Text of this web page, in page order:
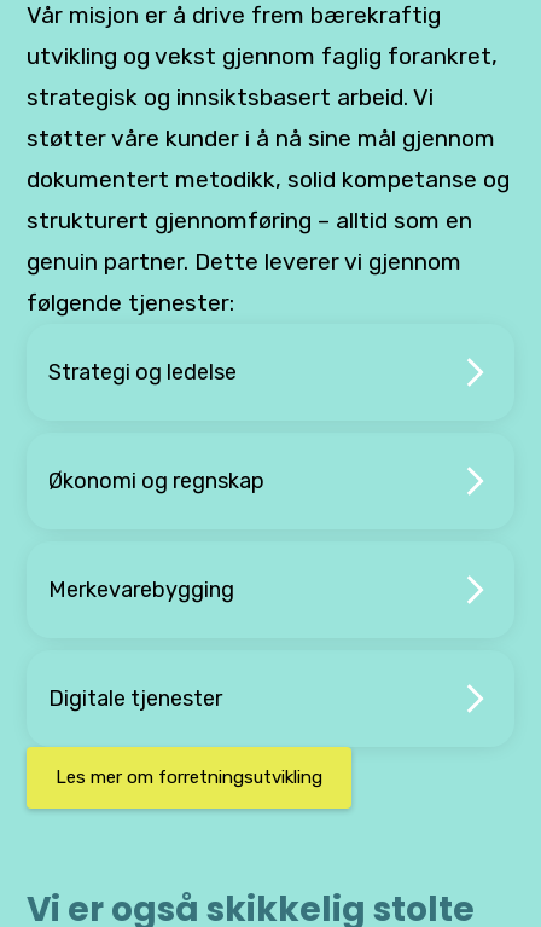
Vår misjon er å drive frem bærekraftig
utvikling og vekst gjennom faglig forankret,
strategisk og innsiktsbasert arbeid. Vi
støtter våre kunder i å nå sine mål gjennom
dokumentert metodikk, solid kompetanse og
strukturert gjennomføring – alltid som en
genuin partner. Dette leverer vi gjennom
følgende tjenester:
Strategi og ledelse
Økonomi og regnskap
Merkevarebygging
Digitale tjenester
Les mer om forretningsutvikling
Vi er også skikkelig stolte